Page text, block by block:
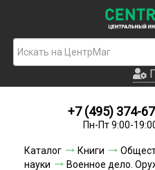
+7 (495) 374-
Пн-Пт 9:00-
Каталог Книги
науки
Военное дело.